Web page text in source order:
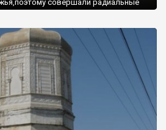
совершали радиальные